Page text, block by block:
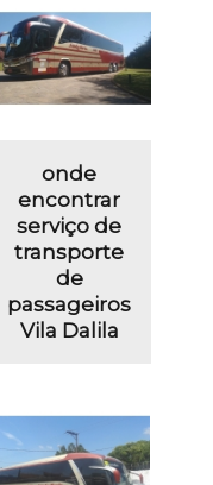
onde
encontrar
serviço de
transporte
de
passageiros
Vila Dalila